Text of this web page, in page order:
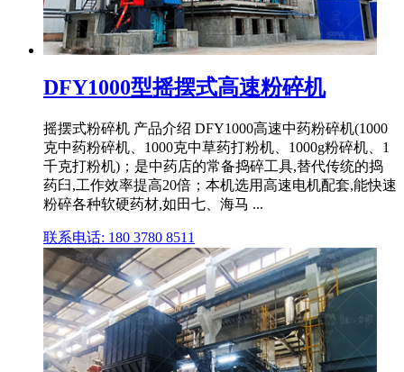
DFY1000型摇摆式高速粉碎机
摇摆式粉碎机 产品介绍 DFY1000高速中药粉碎机(1000
克中药粉碎机、1000克中草药打粉机、1000g粉碎机、1
千克打粉机)；是中药店的常备捣碎工具,替代传统的捣
药臼,工作效率提高20倍；本机选用高速电机配套,能快速
粉碎各种软硬药材,如田七、海马 ...
联系电话: 180 3780 8511